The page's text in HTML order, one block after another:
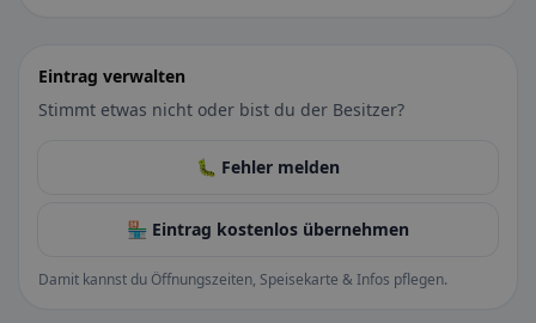
Eintrag verwalten
Stimmt etwas nicht oder bist du der Besitzer?
🐛 Fehler melden
🏪 Eintrag kostenlos übernehmen
Damit kannst du Öffnungszeiten, Speisekarte & Infos pflegen.